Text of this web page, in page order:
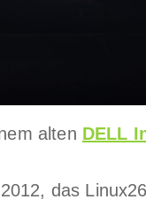
alten DELL
das